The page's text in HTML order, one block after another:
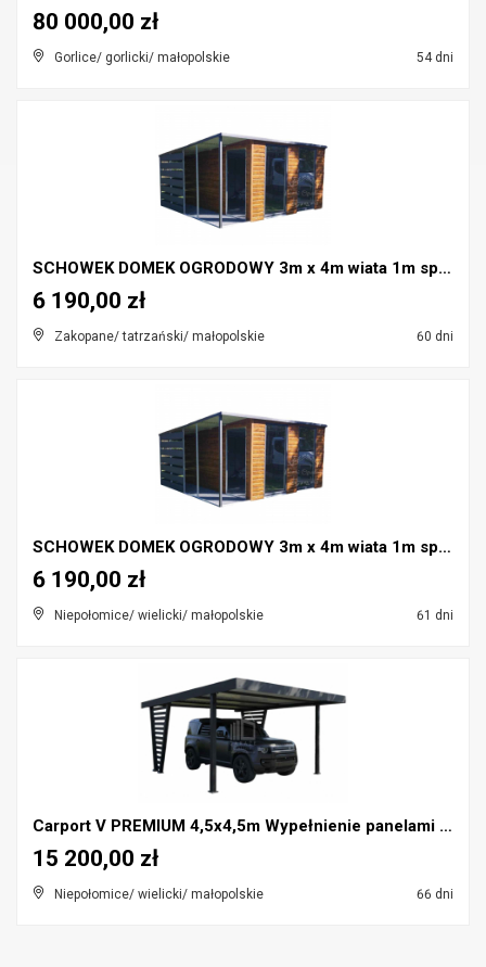
Gorlice/ gorlicki/ małopolskie 54 dni
80 000,00 zł
SCHOWEK DOMEK OGRODOWY 3m x 4m wiata 1m spad w tył...
Zakopane/ tatrzański/ małopolskie 60 dni
6 190,00 zł
SCHOWEK DOMEK OGRODOWY 3m x 4m wiata 1m spad w tył...
Niepołomice/ wielicki/ małopolskie 61 dni
6 190,00 zł
Carport V PREMIUM 4,5x4,5m Wypełnienie panelami Wi...
Niepołomice/ wielicki/ małopolskie 66 dni
15 200,00 zł